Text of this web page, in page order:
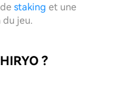
staking et une
jeu.
?